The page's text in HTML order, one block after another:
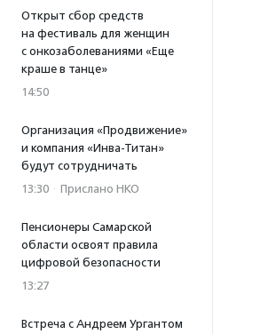
Открыт сбор средств
на фестиваль для женщин
с онкозаболеваниями «Еще
краше в танце»
14:50
Организация «Продвижение»
и компания «Инва-Титан»
будут сотрудничать
13:30 · Прислано НКО
Пенсионеры Самарской
области освоят правила
цифровой безопасности
13:27
Встреча с Андреем Ургантом